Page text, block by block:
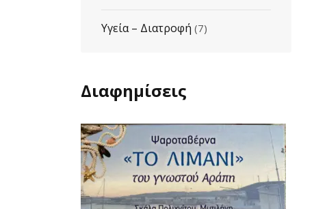
Υγεία – Διατροφή (7)
Διαφημίσεις